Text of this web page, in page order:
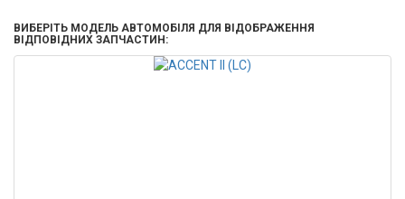
ВИБЕРІТЬ МОДЕЛЬ АВТОМОБІЛЯ ДЛЯ ВІДОБРАЖЕННЯ
ВІДПОВІДНИХ ЗАПЧАСТИН: